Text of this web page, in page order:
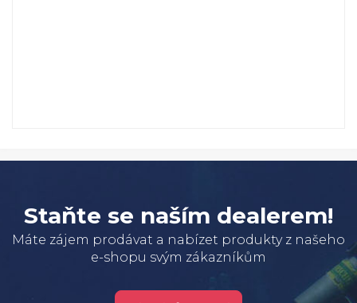
Staňte se naším dealerem!
Máte zájem prodávat a nabízet produkty z našeho
e-shopu svým zákazníkům